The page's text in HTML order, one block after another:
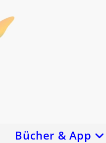
Bücher & App